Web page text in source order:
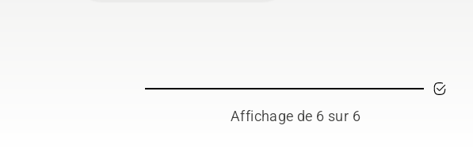
cette courte vidéo sur la
Affichage de 6 sur 6